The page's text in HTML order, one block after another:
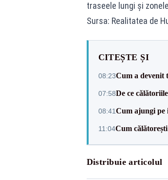
traseele lungi și
Sursa: Realitatea de
CITEȘTE ȘI
08:23Cum a devenit
07:58De ce
08:41Cum ajungi pe
11:04Cum
Distribuie articolul